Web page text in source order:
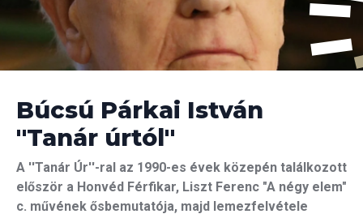
története A Férfikar
Diszkográfia
Búcsú Párkai István
''Tanár úrtól''
A ''Tanár Úr''-ral az 1990-es évek közepén találkozott
először a Honvéd Férfikar, Liszt Ferenc "A négy elem"
c. művének ősbemutatója, majd lemezfelvétele